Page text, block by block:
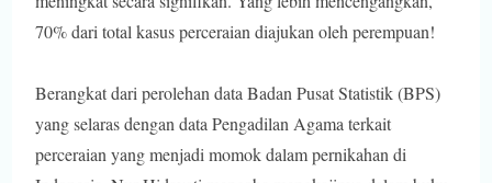
70% dari total kasus perceraian diajukan oleh perempuan!
Berangkat dari perolehan data Badan Pusat Statistik (BPS)
yang selaras dengan data Pengadilan Agama terkait
perceraian yang menjadi momok dalam pernikahan di